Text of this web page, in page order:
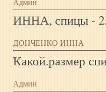
ИННА, спицы -
ДОНЧЕНКО ИННА
Какой.размер
Админ